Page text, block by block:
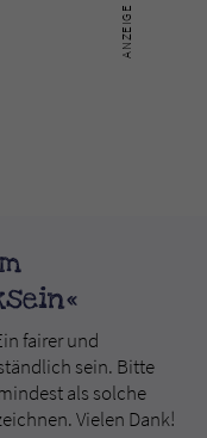
fairer und
sein. Bitte
als solche
Vielen Dank!